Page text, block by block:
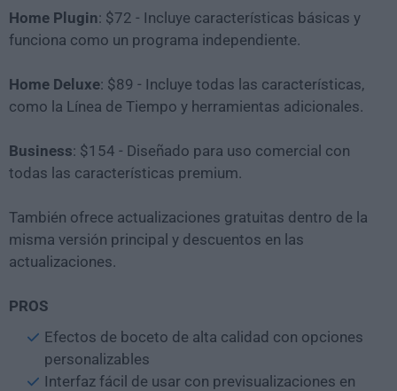
Home Plugin: $72 - Incluye características básicas y
funciona como un programa independiente.
Home Deluxe: $89 - Incluye todas las características,
como la Línea de Tiempo y herramientas adicionales.
Business: $154 - Diseñado para uso comercial con
todas las características premium.
También ofrece actualizaciones gratuitas dentro de la
misma versión principal y descuentos en las
actualizaciones.
PROS
Efectos de boceto de alta calidad con opciones
personalizables
Interfaz fácil de usar con previsualizaciones en